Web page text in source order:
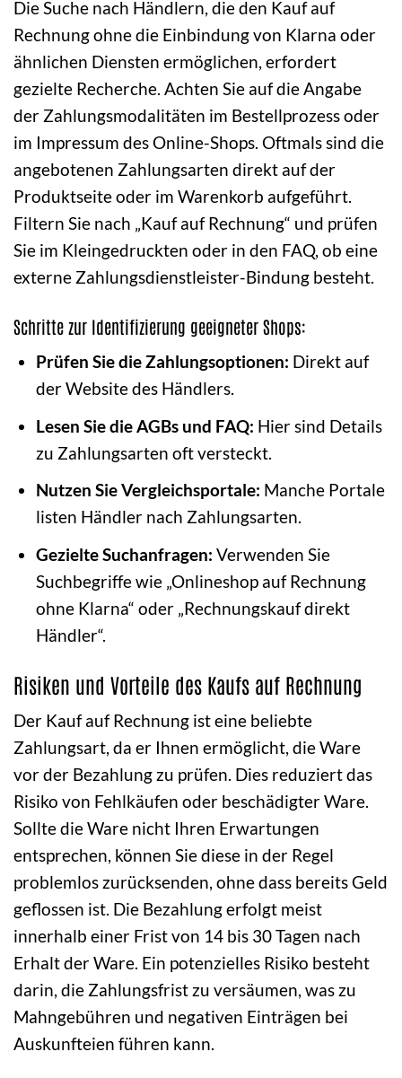
Die Suche nach Händlern, die den Kauf auf
Rechnung ohne die Einbindung von Klarna oder
ähnlichen Diensten ermöglichen, erfordert
gezielte Recherche. Achten Sie auf die Angabe
der Zahlungsmodalitäten im Bestellprozess oder
im Impressum des Online-Shops. Oftmals sind die
angebotenen Zahlungsarten direkt auf der
Produktseite oder im Warenkorb aufgeführt.
Filtern Sie nach „Kauf auf Rechnung“ und prüfen
Sie im Kleingedruckten oder in den FAQ, ob eine
externe Zahlungsdienstleister-Bindung besteht.
Schritte zur Identifizierung geeigneter Shops:
Prüfen Sie die Zahlungsoptionen: Direkt auf
der Website des Händlers.
Lesen Sie die AGBs und FAQ: Hier sind Details
zu Zahlungsarten oft versteckt.
Nutzen Sie Vergleichsportale: Manche Portale
listen Händler nach Zahlungsarten.
Gezielte Suchanfragen: Verwenden Sie
Suchbegriffe wie „Onlineshop auf Rechnung
ohne Klarna“ oder „Rechnungskauf direkt
Händler“.
Risiken und Vorteile des Kaufs auf Rechnung
Der Kauf auf Rechnung ist eine beliebte
Zahlungsart, da er Ihnen ermöglicht, die Ware
vor der Bezahlung zu prüfen. Dies reduziert das
Risiko von Fehlkäufen oder beschädigter Ware.
Sollte die Ware nicht Ihren Erwartungen
entsprechen, können Sie diese in der Regel
problemlos zurücksenden, ohne dass bereits Geld
geflossen ist. Die Bezahlung erfolgt meist
innerhalb einer Frist von 14 bis 30 Tagen nach
Erhalt der Ware. Ein potenzielles Risiko besteht
darin, die Zahlungsfrist zu versäumen, was zu
Mahngebühren und negativen Einträgen bei
Auskunfteien führen kann.